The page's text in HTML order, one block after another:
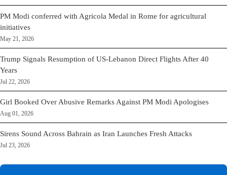
PM Modi conferred with Agricola Medal in Rome for agricultural
initiatives
May 21, 2026
Trump Signals Resumption of US-Lebanon Direct Flights After 40
Years
Jul 22, 2026
Girl Booked Over Abusive Remarks Against PM Modi Apologises
Aug 01, 2026
Sirens Sound Across Bahrain as Iran Launches Fresh Attacks
Jul 23, 2026